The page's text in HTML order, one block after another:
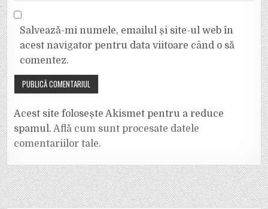
Salvează-mi numele, emailul și site-ul web în
acest navigator pentru data viitoare când o să
comentez.
Acest site folosește Akismet pentru a reduce
spamul.Află cum sunt procesate datele
comentariilor tale.